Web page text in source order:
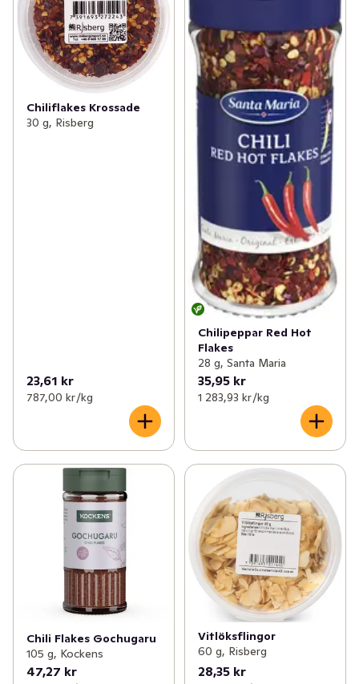
Chiliflakes Krossade
30 g, Risberg
23,61 kr
787,00 kr /kg
Chilipeppar Red Hot
Flakes
28 g, Santa Maria
35,95 kr
1 283,93 kr /kg
Chili Flakes Gochugaru
105 g, Kockens
47,27 kr
Vitlöksflingor
60 g, Risberg
28,35 kr